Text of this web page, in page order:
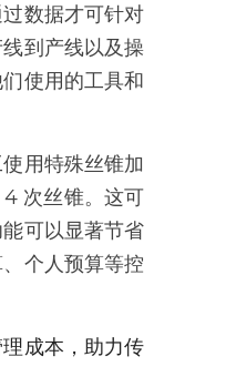
数据才可针对
到产线以及操
使用的工具和
用特殊丝锥加
次丝锥。这可
可以显著节省
个人预算等控
成本，助力传